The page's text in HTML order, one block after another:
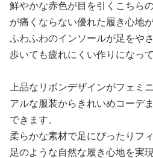
鮮やかな赤色が目を引くこちら
が痛くならない優れた履き心地が
ふわふわのインソールが足をや
歩いても疲れにくい作りになって
上品なリボンデザインがフェミ
アルな服装からきれいめコーデ
できます。
柔らかな素材で足にぴったりフ
足のような自然な履き心地を実